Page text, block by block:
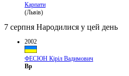
Карпати
(Львів)
7 серпня Народилися у цей день
2002
ФЕСЮН Кіріл Вадимович
Вр